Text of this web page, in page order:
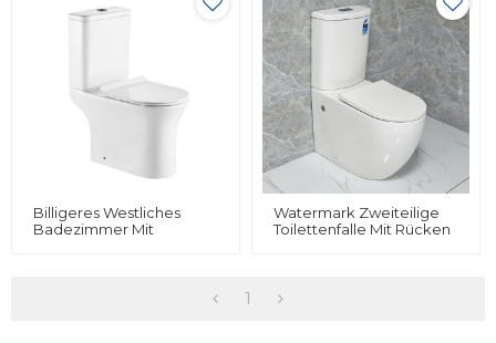
Billigeres Westliches
Badezimmer Mit
Watermark Zweiteilige
Toilettenfalle Mit Rücken
1